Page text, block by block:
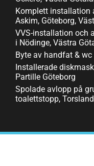
Komplett installation
Askim, Göteborg,
VVS-installation och
i Nödinge, Västra
Byte av handfat &
Installerade
Partille Göteborg
Spolade avlopp på
toalettstopp,